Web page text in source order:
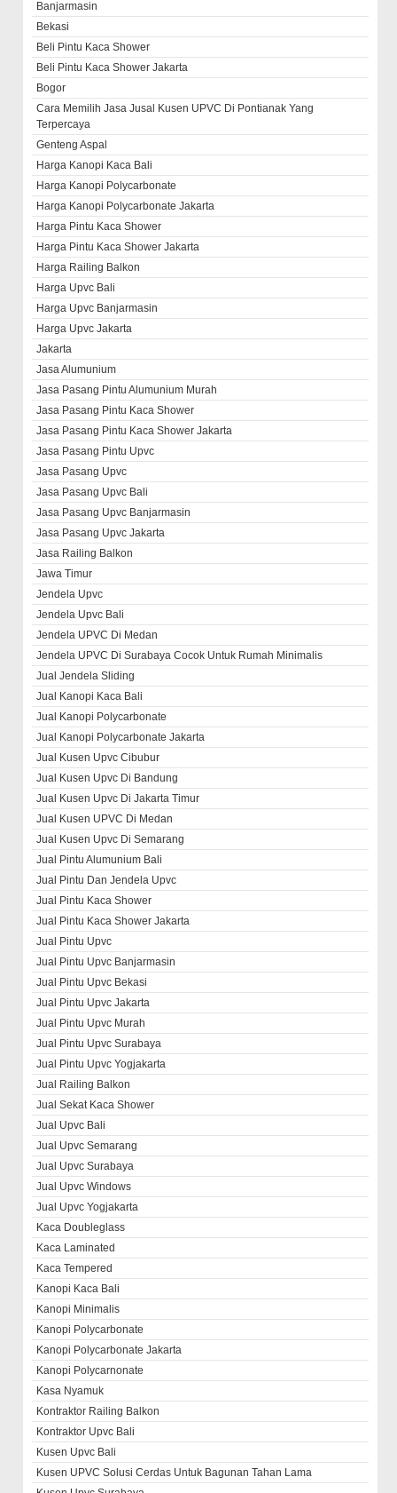
Banjarmasin
Bekasi
Beli Pintu Kaca Shower
Beli Pintu Kaca Shower Jakarta
Bogor
Cara Memilih Jasa Jusal Kusen UPVC Di Pontianak Yang
Terpercaya
Genteng Aspal
Harga Kanopi Kaca Bali
Harga Kanopi Polycarbonate
Harga Kanopi Polycarbonate Jakarta
Harga Pintu Kaca Shower
Harga Pintu Kaca Shower Jakarta
Harga Railing Balkon
Harga Upvc Bali
Harga Upvc Banjarmasin
Harga Upvc Jakarta
Jakarta
Jasa Alumunium
Jasa Pasang Pintu Alumunium Murah
Jasa Pasang Pintu Kaca Shower
Jasa Pasang Pintu Kaca Shower Jakarta
Jasa Pasang Pintu Upvc
Jasa Pasang Upvc
Jasa Pasang Upvc Bali
Jasa Pasang Upvc Banjarmasin
Jasa Pasang Upvc Jakarta
Jasa Railing Balkon
Jawa Timur
Jendela Upvc
Jendela Upvc Bali
Jendela UPVC Di Medan
Jendela UPVC Di Surabaya Cocok Untuk Rumah Minimalis
Jual Jendela Sliding
Jual Kanopi Kaca Bali
Jual Kanopi Polycarbonate
Jual Kanopi Polycarbonate Jakarta
Jual Kusen Upvc Cibubur
Jual Kusen Upvc Di Bandung
Jual Kusen Upvc Di Jakarta Timur
Jual Kusen UPVC Di Medan
Jual Kusen Upvc Di Semarang
Jual Pintu Alumunium Bali
Jual Pintu Dan Jendela Upvc
Jual Pintu Kaca Shower
Jual Pintu Kaca Shower Jakarta
Jual Pintu Upvc
Jual Pintu Upvc Banjarmasin
Jual Pintu Upvc Bekasi
Jual Pintu Upvc Jakarta
Jual Pintu Upvc Murah
Jual Pintu Upvc Surabaya
Jual Pintu Upvc Yogjakarta
Jual Railing Balkon
Jual Sekat Kaca Shower
Jual Upvc Bali
Jual Upvc Semarang
Jual Upvc Surabaya
Jual Upvc Windows
Jual Upvc Yogjakarta
Kaca Doubleglass
Kaca Laminated
Kaca Tempered
Kanopi Kaca Bali
Kanopi Minimalis
Kanopi Polycarbonate
Kanopi Polycarbonate Jakarta
Kanopi Polycarnonate
Kasa Nyamuk
Kontraktor Railing Balkon
Kontraktor Upvc Bali
Kusen Upvc Bali
Kusen UPVC Solusi Cerdas Untuk Bagunan Tahan Lama